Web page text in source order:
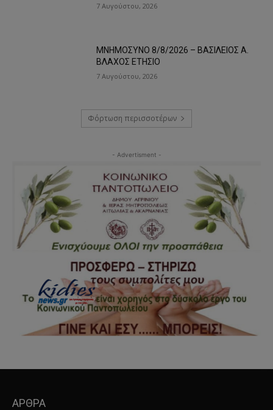
7 Αυγούστου, 2026
ΜΝΗΜΟΣΥΝΟ 8/8/2026 – ΒΑΣΙΛΕΙΟΣ Α.
ΒΛΑΧΟΣ ΕΤΗΣΙΟ
7 Αυγούστου, 2026
Φόρτωση περισσοτέρων
- Advertisment -
ΑΡΘΡΑ